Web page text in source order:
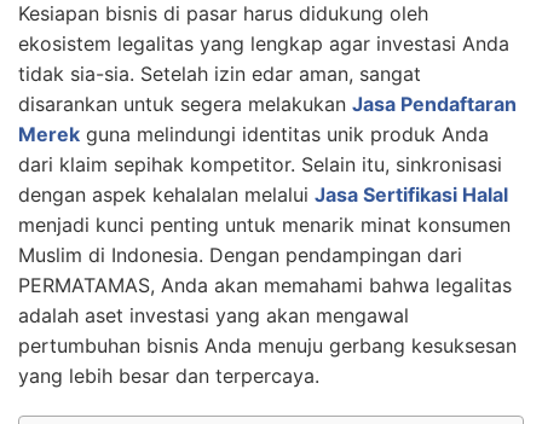
Kesiapan bisnis di pasar harus didukung oleh
ekosistem legalitas yang lengkap agar investasi Anda
tidak sia-sia. Setelah izin edar aman, sangat
disarankan untuk segera melakukan Jasa Pendaftaran
Merek guna melindungi identitas unik produk Anda
dari klaim sepihak kompetitor. Selain itu, sinkronisasi
dengan aspek kehalalan melalui Jasa Sertifikasi Halal
menjadi kunci penting untuk menarik minat konsumen
Muslim di Indonesia. Dengan pendampingan dari
PERMATAMAS, Anda akan memahami bahwa legalitas
adalah aset investasi yang akan mengawal
pertumbuhan bisnis Anda menuju gerbang kesuksesan
yang lebih besar dan terpercaya.